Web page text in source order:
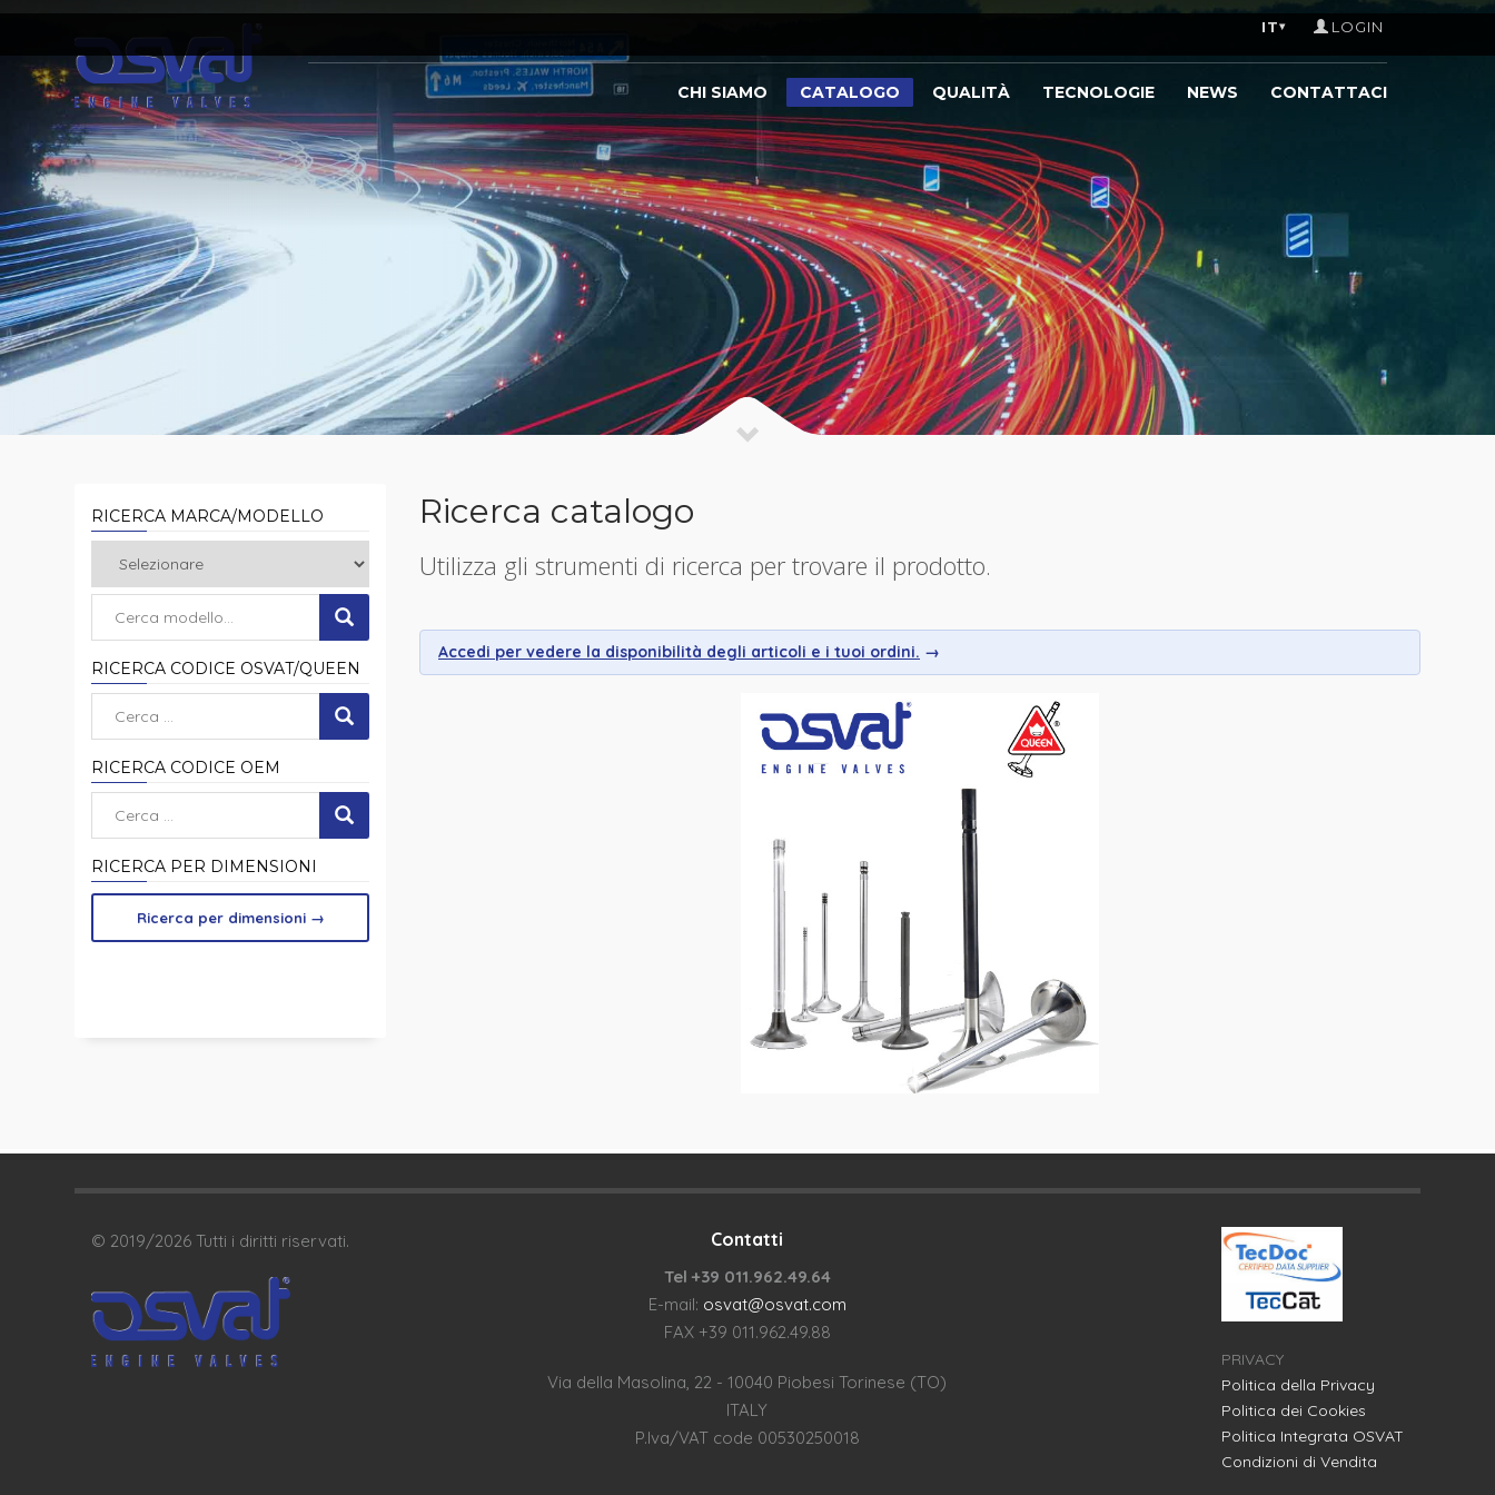
IT▾ LOGIN
CHI SIAMO CATALOGO QUALITÀ TECNOLOGIE NEWS CONTATTACI
Ricerca catalogo
Utilizza gli strumenti di ricerca per trovare il prodotto.
Accedi per vedere la disponibilità degli articoli e i tuoi ordini. →
RICERCA MARCA/MODELLO
RICERCA CODICE OSVAT/QUEEN
RICERCA CODICE OEM
RICERCA PER DIMENSIONI
Ricerca per dimensioni→
© 2019/2026 Tutti i diritti riservati. Contatti
Tel +39 011.962.49.64
E-mail: osvat@osvat.com
FAX +39 011.962.49.88
Via della Masolina, 22 - 10040 Piobesi Torinese (TO)
ITALY
P.Iva/VAT code 00530250018
PRIVACY
Politica della Privacy
Politica dei Cookies
Politica Integrata OSVAT
Condizioni di Vendita